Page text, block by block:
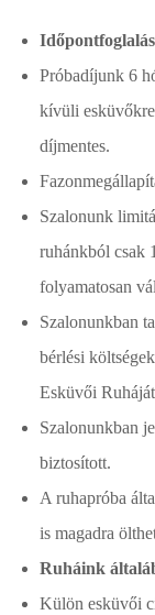
Próbadíjunk 6
kívüli esküvőkre
díjmentes.
Szalonunk
ruhánkból csak
folyamatosan
Szalonunkban
bérlési
Esküvői
Szalonunkban
biztosított.
A ruhapróba
is magadra
Ruháink
Külön esküvői